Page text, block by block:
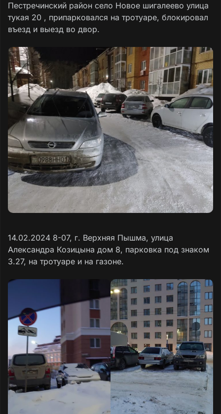
Пестречинский район село Новое шигалеево улица
тукая 20 , припарковался на тротуаре, блокировал
въезд и выезд во двор.
14.02.2024 8-07, г. Верхняя Пышма, улица
Александра Козицына дом 8, парковка под знаком
3.27, на тротуаре и на газоне.